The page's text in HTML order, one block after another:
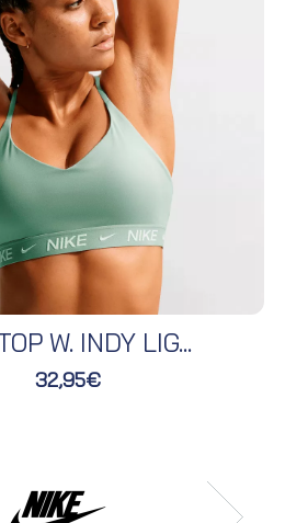
W. INDY LIG...
32,95€